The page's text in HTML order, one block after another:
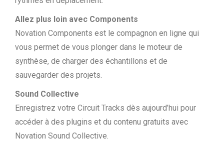
Allez plus loin avec Components
Novation Components est le compagnon en ligne qui
vous permet de vous plonger dans le moteur de
synthèse, de charger des échantillons et de
sauvegarder des projets.
Sound Collective
Enregistrez votre Circuit Tracks dès aujourd’hui pour
accéder à des plugins et du contenu gratuits avec
Novation Sound Collective.